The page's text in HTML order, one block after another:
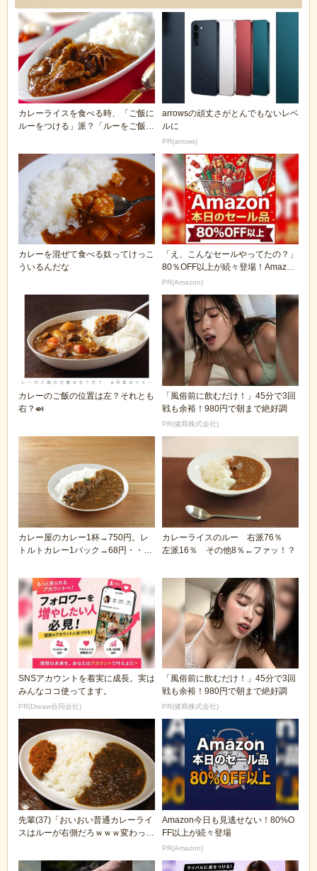
カレーライスを食べる時、「ご飯に
ルーをつける」派？「ルーをご飯に
arrowsの頑丈さがとんでもないレベ
ルに
PR(arrows)
カレーを混ぜて食べる奴ってけっこ
ういるんだな
「え、こんなセールやってたの？」
80％OFF以上が続々登場！Amazon
の本気が...
PR(Amazon)
カレーのご飯の位置は左？それとも
右？🍛
「風俗前に飲むだけ！」45分で3回
戦も余裕！980円で朝まで絶好調
PR(健商株式会社)
カレー屋のカレー1杯→750円。レ
トルトカレー1パック→68円・・・
カレーライスのルー 右派76％
左派16％ その他8％←ファッ！？
SNSアカウントを着実に成長。実は
みんなココ使ってます。
PR(Dreaw合同会社)
「風俗前に飲むだけ！」45分で3回
戦も余裕！980円で朝まで絶好調
PR(健商株式会社)
先輩(37)「おいおい普通カレーライ
スはルーが右側だろｗｗｗ変わって
Amazon今日も見逃せない！80%O
FF以上が続々登場
PR(Amazon)